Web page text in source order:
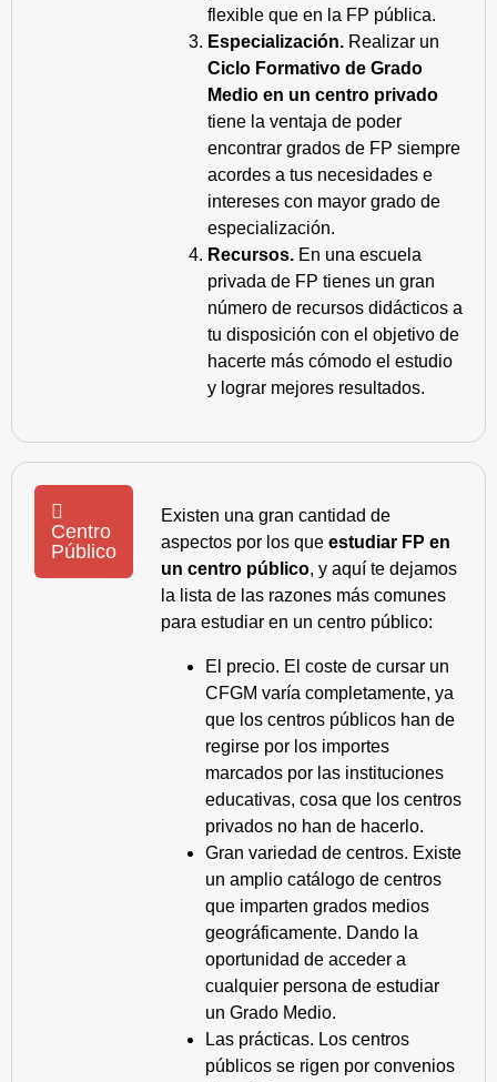
flexible que en la FP pública.
Especialización. Realizar un
Ciclo Formativo de Grado
Medio en un centro privado
tiene la ventaja de poder
encontrar grados de FP siempre
acordes a tus necesidades e
intereses con mayor grado de
especialización.
Recursos. En una escuela
privada de FP tienes un gran
número de recursos didácticos a
tu disposición con el objetivo de
hacerte más cómodo el estudio
y lograr mejores resultados.
Centro
Público
Existen una gran cantidad de
aspectos por los que estudiar FP en
un centro público, y aquí te dejamos
la lista de las razones más comunes
para estudiar en un centro público:
El precio. El coste de cursar un
CFGM varía completamente, ya
que los centros públicos han de
regirse por los importes
marcados por las instituciones
educativas, cosa que los centros
privados no han de hacerlo.
Gran variedad de centros. Existe
un amplio catálogo de centros
que imparten grados medios
geográficamente. Dando la
oportunidad de acceder a
cualquier persona de estudiar
un Grado Medio.
Las prácticas. Los centros
públicos se rigen por convenios